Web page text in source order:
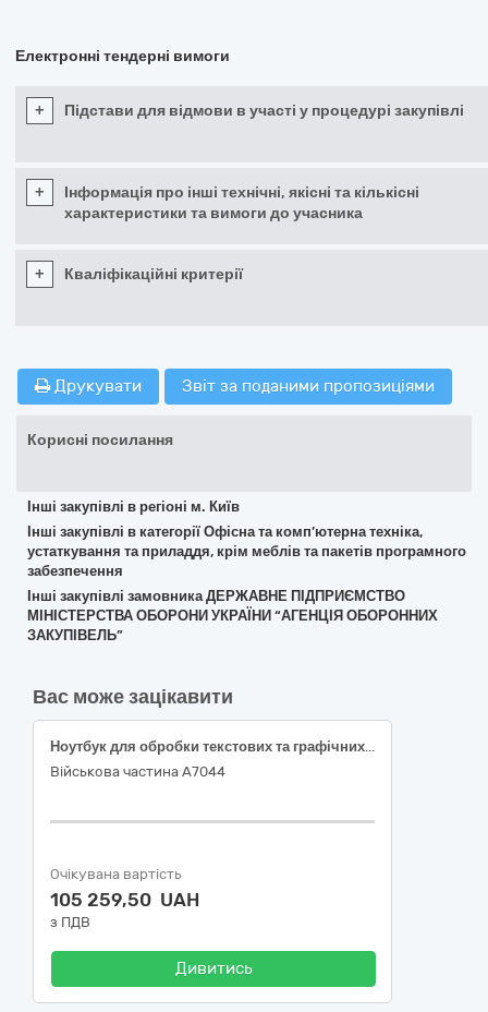
Електронні тендерні вимоги
+ Підстави для відмови в участі у процедурі закупівлі
+
Інформація про інші технічні, якісні та кількісні
характеристики та вимоги до учасника
+ Кваліфікаційні критерії
Друкувати Звіт за поданими пропозиціями
Корисні посилання
Інші закупівлі в регіоні м. Київ
Інші закупівлі в категорії Офісна та комп’ютерна техніка,
устаткування та приладдя, крім меблів та пакетів програмного
забезпечення
Інші закупівлі замовника ДЕРЖАВНЕ ПІДПРИЄМСТВО
МІНІСТЕРСТВА ОБОРОНИ УКРАЇНИ “АГЕНЦІЯ ОБОРОННИХ
ЗАКУПІВЕЛЬ”
Вас може зацікавити
Ноутбук для обробки текстових та графічних файлів
Військова частина А7044
Очікувана вартість
105 259,50 UAH
з ПДВ
Дивитись